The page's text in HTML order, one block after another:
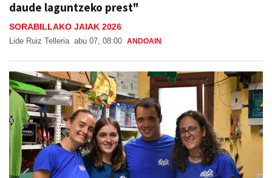
daude laguntzeko prest"
SORABILLAKO JAIAK 2026
Lide Ruiz Telleria abu 07, 08:00 ANDOAIN